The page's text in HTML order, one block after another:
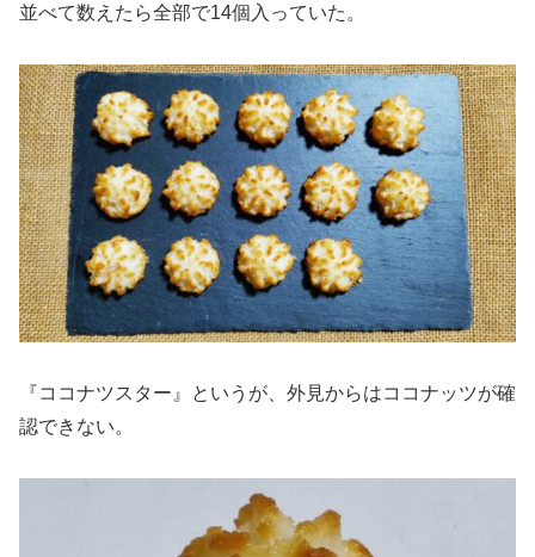
並べて数えたら全部で14個入っていた。
『ココナツスター』というが、外見からはココナッツが確
認できない。